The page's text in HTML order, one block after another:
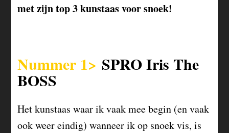
met zijn top 3 kunstaas voor snoek!
Nummer 1> SPRO Iris The
BOSS
Het kunstaas waar ik vaak mee begin (en vaak
ook weer eindig) wanneer ik op snoek vis, is